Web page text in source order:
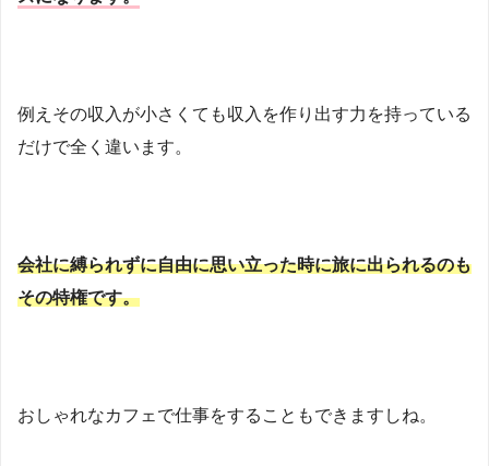
例えその収入が小さくても収入を作り出す力を持っている
だけで全く違います。
会社に縛られずに自由に思い立った時に旅に出られるのも
その特権です。
おしゃれなカフェで仕事をすることもできますしね。